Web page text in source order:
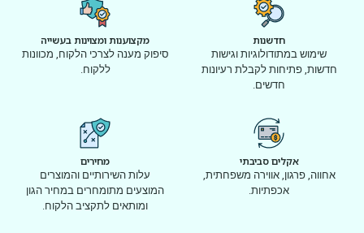
חדשנות
שימוש במתודולוגיות וגישות
חדשות, פתיחות לקבלת רעיונות
חדשים.
מקצוענות ומצוינות בעשייה
סיפוק מענה לצרכי הלקוח, מכוונות
ללקוח.
אקלים סביבתי
אחווה, פרגון, אווירה משפחתית,
אכפתיות.
מחירים
עלות השירותיים והמוצרים
המוצעים מתומחרים במחיר הגון
ומותאים לתקציב הלקוח.